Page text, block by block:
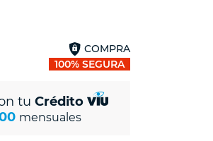
COMPRA
100% SEGURA
tu Crédito
mensuales